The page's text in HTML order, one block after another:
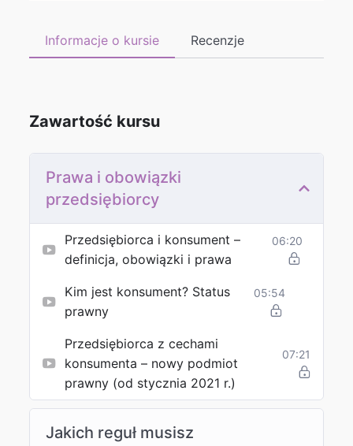
Informacje o kursie Recenzje
Zawartość kursu
Prawa i obowiązki
przedsiębiorcy
Przedsiębiorca i konsument –
definicja, obowiązki i prawa
06:20
Kim jest konsument? Status
prawny
05:54
Przedsiębiorca z cechami
konsumenta – nowy podmiot
prawny (od stycznia 2021 r.)
07:21
Jakich reguł musisz